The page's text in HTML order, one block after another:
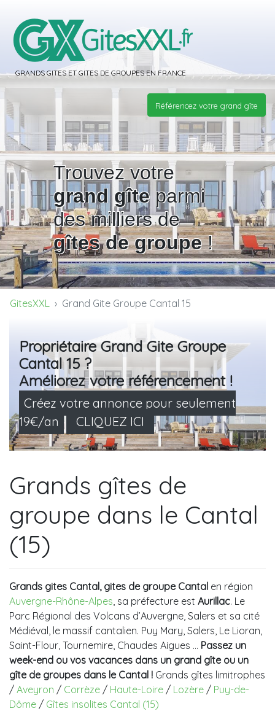
GRANDS GITES ET GITES DE GROUPES EN FRANCE
Référencez votre grand gîte
Trouvez votre
grand gîteparmi
des milliers de
gîtes de groupe!
GitesXXL Grand Gite Groupe Cantal 15
Propriétaire Grand Gite Groupe
Cantal 15 ?
Améliorez votre référencement !
Créez votre annonce pour seulement
19€/an
CLIQUEZ ICI
Grands gîtes de
groupe dans le Cantal
(15)
Grands gites Cantal, gites de groupe Cantal en région
Auvergne-Rhône-Alpes, sa préfecture est Aurillac. Le
Parc Régional des Volcans d’Auvergne, Salers et sa cité
Médiéval, le massif cantalien. Puy Mary, Salers, Le Lioran,
Saint-Flour, Tournemire, Chaudes Aigues … Passez un
week-end ou vos vacances dans un grand gîte ou un
gîte de groupes dans le Cantal ! Grands gîtes limitrophes
/ Aveyron / Corrèze / Haute-Loire / Lozère / Puy-de-
Dôme / Gîtes insolites Cantal (15)